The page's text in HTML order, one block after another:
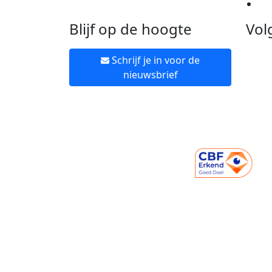
Blijf op de hoogte
Schrijf je in voor de
nieuwsbrief